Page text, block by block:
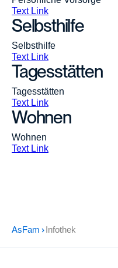
Text Link
Selbsthilfe
Selbsthilfe
Text Link
Tagesstätten
Tagesstätten
Text Link
Wohnen
Wohnen
Text Link
AsFam Infothek